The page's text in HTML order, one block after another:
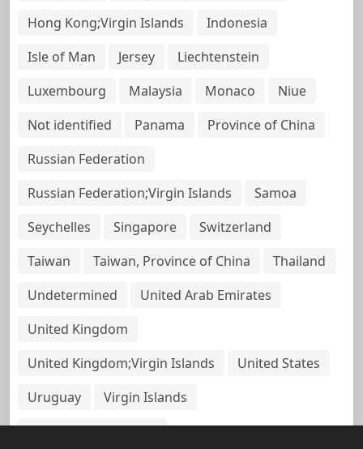
Hong Kong;Virgin Islands
Indonesia
Isle of Man
Jersey
Liechtenstein
Luxembourg
Malaysia Monaco
Niue
Not identified
Panama
Province of China
Russian Federation
Russian Federation;Virgin Islands
Samoa
Seychelles
Singapore
Switzerland
Taiwan
Taiwan, Province of China
Thailand
Undetermined
United Arab Emirates
United Kingdom
United Kingdom;Virgin Islands
United States
Uruguay
Virgin Islands
Virgin Islands, British